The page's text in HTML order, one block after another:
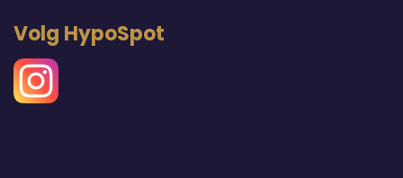
Volg HypoSpot